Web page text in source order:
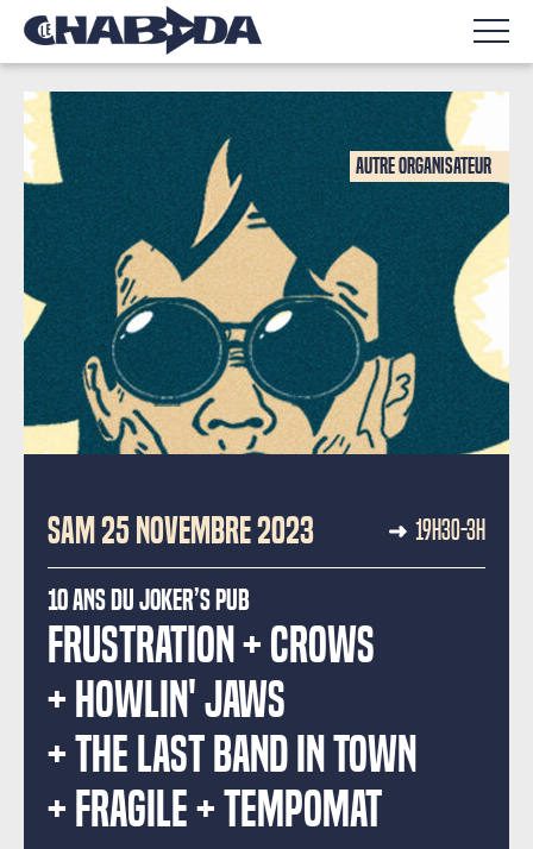
CONCERTS
Autre organisateur
SAM 25 NOVEMBRE 2023 19H30-3H
10 Ans du Joker’s Pub
FRUSTRATION
CROWS
HOWLIN' JAWS
THE LAST BAND IN TOWN
FRAGILE
TEMPOMAT